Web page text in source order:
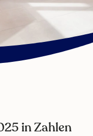
in Zahlen